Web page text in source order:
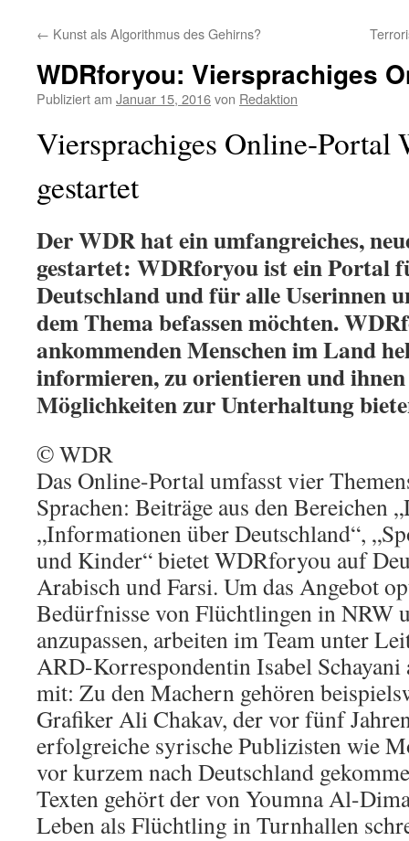
← Kunst als Algorithmus des Gehirns?
WDRforyou: Viersprachiges
Publiziert am Januar 15, 2016von Redaktion
Viersprachiges Online-Portal
gestartet
Der WDR hat ein umfangreiches,
gestartet: WDRforyou ist ein Portal
Deutschland und für alle Userinnen
dem Thema befassen möchten.
ankommenden Menschen im Land
informieren, zu orientieren und
Möglichkeiten zur Unterhaltung
© WDR
Das Online-Portal umfasst vier
Sprachen: Beiträge aus den Bereichen
„Informationen über Deutschland“,
und Kinder“ bietet WDRforyou auf
Arabisch und Farsi. Um das Angebot
Bedürfnisse von Flüchtlingen in NRW
anzupassen, arbeiten im Team unter
ARD-Korrespondentin Isabel
mit: Zu den Machern gehören
Grafiker Ali Chakav, der vor fünf
erfolgreiche syrische Publizisten wie
vor kurzem nach Deutschland
Texten gehört der von Youmna Al-
Leben als Flüchtling in Turnhallen